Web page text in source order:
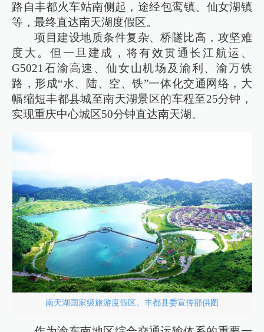
路自丰都火车站南侧起，途经包鸾镇、仙女湖镇
等，最终直达南天湖度假区。
项目建设地质条件复杂、桥隧比高，攻坚难
度大。但一旦建成，将有效贯通长江航运、
G5021石渝高速、仙女山机场及渝利、渝万铁
路，形成“水、陆、空、铁”一体化交通网络，大
幅缩短丰都县城至南天湖景区的车程至25分钟，
实现重庆中心城区50分钟直达南天湖。
南天湖国家级旅游度假区。丰都县委宣传部供图